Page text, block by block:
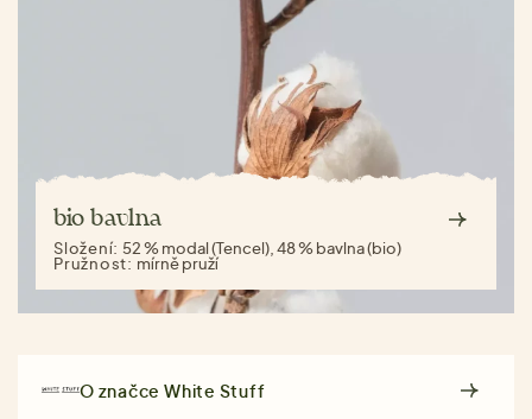
bio bavlna
Složení: 52 % modal (Tencel), 48 % bavlna (bio)
Pružnost: mírně pruží
O značceWhite Stuff